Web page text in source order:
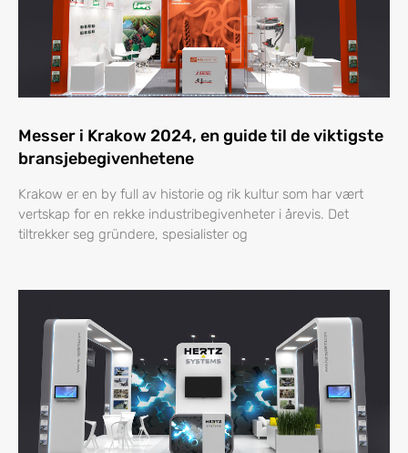
Messer i Krakow 2024, en guide til de viktigste
bransjebegivenhetene
Krakow er en by full av historie og rik kultur som har vært
vertskap for en rekke industribegivenheter i årevis. Det
tiltrekker seg gründere, spesialister og